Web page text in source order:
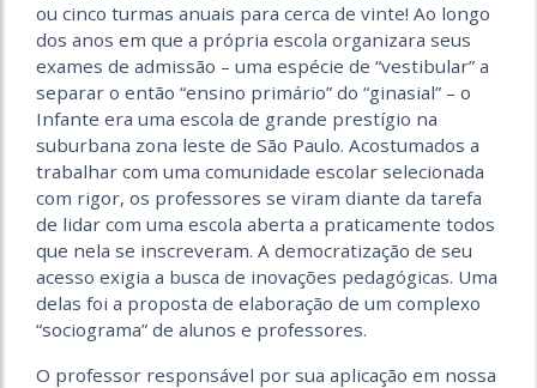
ou cinco turmas anuais para cerca de vinte! Ao longo
dos anos em que a própria escola organizara seus
exames de admissão – uma espécie de “vestibular” a
separar o então “ensino primário” do “ginasial” – o
Infante era uma escola de grande prestígio na
suburbana zona leste de São Paulo. Acostumados a
trabalhar com uma comunidade escolar selecionada
com rigor, os professores se viram diante da tarefa
de lidar com uma escola aberta a praticamente todos
que nela se inscreveram. A democratização de seu
acesso exigia a busca de inovações pedagógicas. Uma
delas foi a proposta de elaboração de um complexo
“sociograma” de alunos e professores.
O professor responsável por sua aplicação em nossa